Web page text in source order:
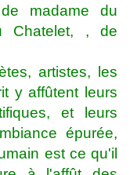
madame du
Chatelet, , de
artistes, les
y affûtent leurs
et leurs
épurée,
est ce qu'il